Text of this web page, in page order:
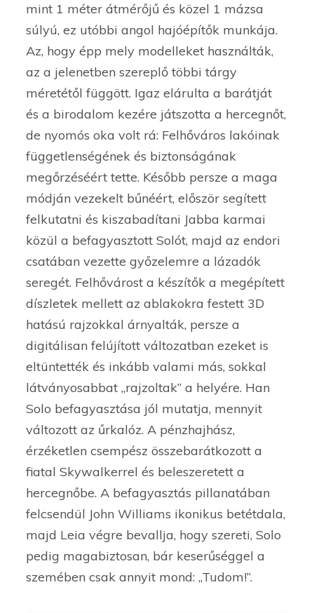
mint 1 méter átmérőjű és közel 1 mázsa
súlyú, ez utóbbi angol hajóépítők munkája.
Az, hogy épp mely modelleket használták,
az a jelenetben szereplő többi tárgy
méretétől függött. Igaz elárulta a barátját
és a birodalom kezére játszotta a hercegnőt,
de nyomós oka volt rá: Felhőváros lakóinak
függetlenségének és biztonságának
megőrzéséért tette. Később persze a maga
módján vezekelt bűnéért, először segített
felkutatni és kiszabadítani Jabba karmai
közül a befagyasztott Solót, majd az endori
csatában vezette győzelemre a lázadók
seregét. Felhővárost a készítők a megépített
díszletek mellett az ablakokra festett 3D
hatású rajzokkal árnyalták, persze a
digitálisan felújított változatban ezeket is
eltüntették és inkább valami más, sokkal
látványosabbat „rajzoltak” a helyére. Han
Solo befagyasztása jól mutatja, mennyit
változott az űrkalóz. A pénzhajhász,
érzéketlen csempész összebarátkozott a
fiatal Skywalkerrel és beleszeretett a
hercegnőbe. A befagyasztás pillanatában
felcsendül John Williams ikonikus betétdala,
majd Leia végre bevallja, hogy szereti, Solo
pedig magabiztosan, bár keserűséggel a
szemében csak annyit mond: ,,Tudom!”.